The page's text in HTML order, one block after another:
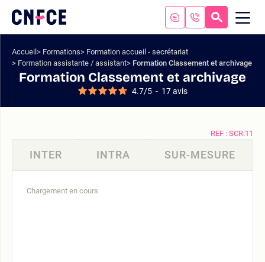
contenu
menu
la
Logo
site
Accueil Formations
Formation accueil - secrétariat
Formation assistante / assistant
Formation Classement et archivage
Formation Classement et archivage
4.7/5 - 17avis
REF : SCR.11
INTER INTRA SUR-MESURE